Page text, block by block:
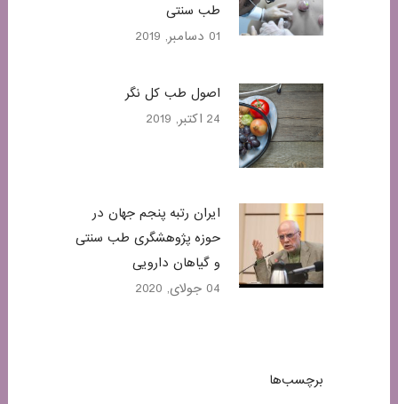
طب سنتی
01 دسامبر, 2019
اصول طب کل نگر
24 اکتبر, 2019
ایران رتبه پنجم جهان در
حوزه پژوهشگری طب سنتی
و گیاهان دارویی
04 جولای, 2020
برچسب‌ها